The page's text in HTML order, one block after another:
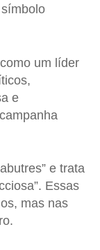
um líder
e
e trata
Essas
mas nas